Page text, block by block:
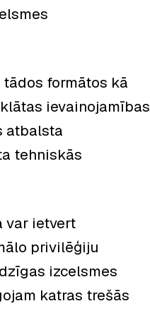
formātos kā
ievainojamības
atbalsta
tehniskās
var ietvert
privilēģiju
izcelsmes
katras trešās